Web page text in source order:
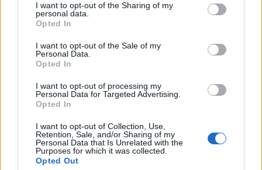
not limited to your visit or usage behaviour. You may click to
grant or deny consent to Google and its third-party tags to
use your data for below specified purposes in below Google
consent section.
I want to opt-out of the Sharing of my
personal data.
Opted In
I want to opt-out of the Sale of my
Personal Data.
Opted In
I want to opt-out of processing my
Personal Data for Targeted Advertising.
Opted In
I want to opt-out of Collection, Use,
Retention, Sale, and/or Sharing of my
Personal Data that Is Unrelated with the
Purposes for which it was collected.
Opted Out
fertőtlenítésére használt Zyklon-B kifejlesztéséhez. Ahhoz
a vegyi anyagéhoz, ami végül több millió zsidó ember halálát
okozta, köztük Haber barátaiét és rokonaiét.
A vegyész 1933-ban Angliába látogatott, ahol – amellett,
hogy Ernest Rutherford atomfizikus a háborúban játszott
szerepe miatt elutasította, hogy kezet fogjon vele –
felajánlották neki a közel-keleti Sieff Kutatóintézet
vezetését. 1934 januárjában el is indult, azonban egészségi